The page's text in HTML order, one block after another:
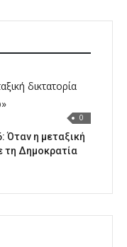
0
Όταν η μεταξική
τη Δημοκρατία